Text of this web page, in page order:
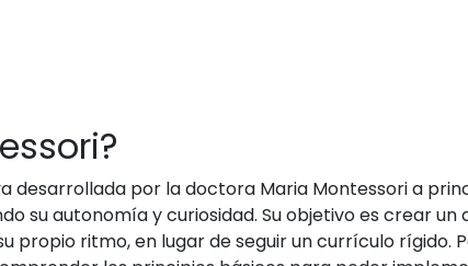
desarrollada por la doctora Maria Montessori a
su autonomía y curiosidad. Su objetivo es crear
propio ritmo, en lugar de seguir un currículo rígido.